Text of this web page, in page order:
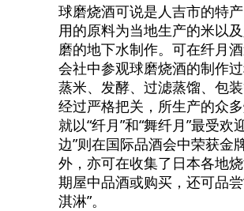
球磨烧酒可说是人吉市的特
用的原料为当地生产的米以
磨的地下水制作。可在纤月
会社中参观球磨烧酒的制作
蒸米、发酵、过滤蒸馏、包
经过严格把关，所生产的众
就以“纤月”和“舞纤月”最受欢
边”则在国际品酒会中荣获金
外，亦可在收集了日本各地
期屋中品酒或购买，还可品
淇淋”。